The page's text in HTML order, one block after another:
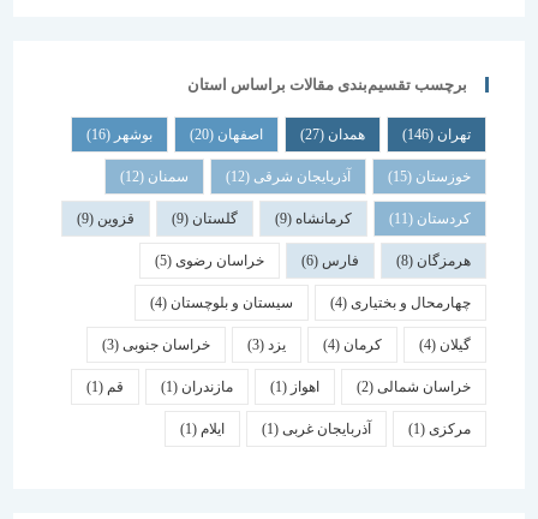
برچسب تقسیم‌بندی مقالات براساس استان
همدان اصفهان (20) بوشهر
خوزستان(15) آذربایجان شرقی(12) سمنان (12)
کردستان(11) کرمانشاه(9) گلستان (9) قزوین
هرمزگان(8) فارس خراسان رضوی(5)
چهارمحال و بختیاری (4) سیستان و بلوچستان(4)
کرمان یزد خراسان جنوبی(3)
خراسان شمالی(2) اهواز مازندران(1) قم
(1) آذربایجان غربی(1) ایلام